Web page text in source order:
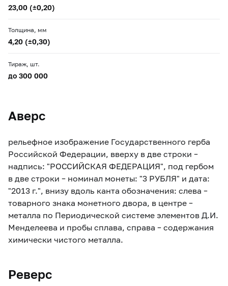
23,00 (±0,20)
Толщина, мм
4,20 (±0,30)
Тираж, шт.
до 300 000
Аверс
рельефное изображение Государственного герба
Российской Федерации, вверху в две строки –
надпись: "РОССИЙСКАЯ ФЕДЕРАЦИЯ", под гербом
в две строки – номинал монеты: "3 РУБЛЯ" и дата:
"2013 г.", внизу вдоль канта обозначения: слева –
товарного знака монетного двора, в центре –
металла по Периодической системе элементов Д.И.
Менделеева и пробы сплава, справа – содержания
химически чистого металла.
Реверс